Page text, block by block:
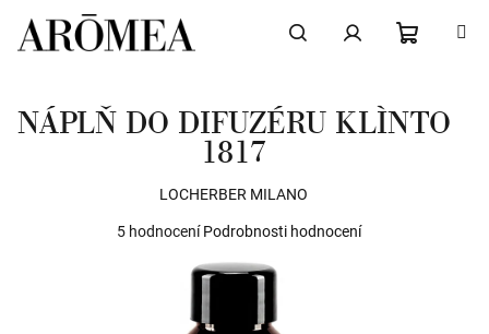
obsah
KOŠÍK
NÁPLŇ DO DIFUZÉRU KLÌNTO
1817
LOCHERBER MILANO
Průměrné
5 hodnocení Podrobnosti hodnocení